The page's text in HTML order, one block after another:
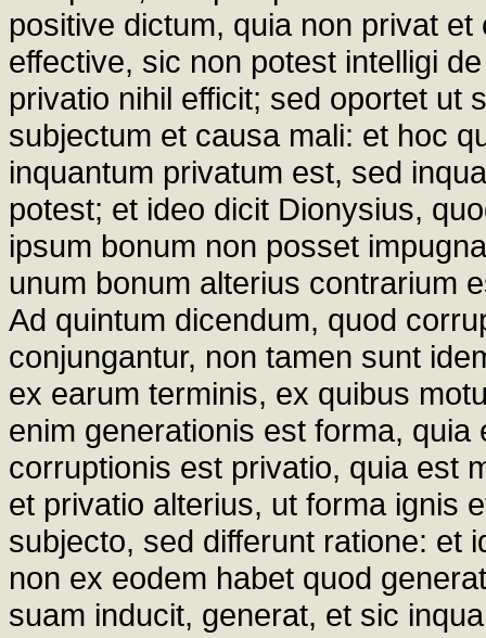
positive dictum, quia non privat
effective, sic non potest intelligi
privatio nihil efficit; sed oportet ut
subjectum et causa mali: et hoc
inquantum privatum est, sed
potest; et ideo dicit Dionysius,
ipsum bonum non posset
unum bonum alterius contrarium
Ad quintum dicendum, quod
conjungantur, non tamen sunt
ex earum terminis, ex quibus
enim generationis est forma,
corruptionis est privatio, quia est
et privatio alterius, ut forma ignis
subjecto, sed differunt ratione: et
non ex eodem habet quod
suam inducit, generat, et sic